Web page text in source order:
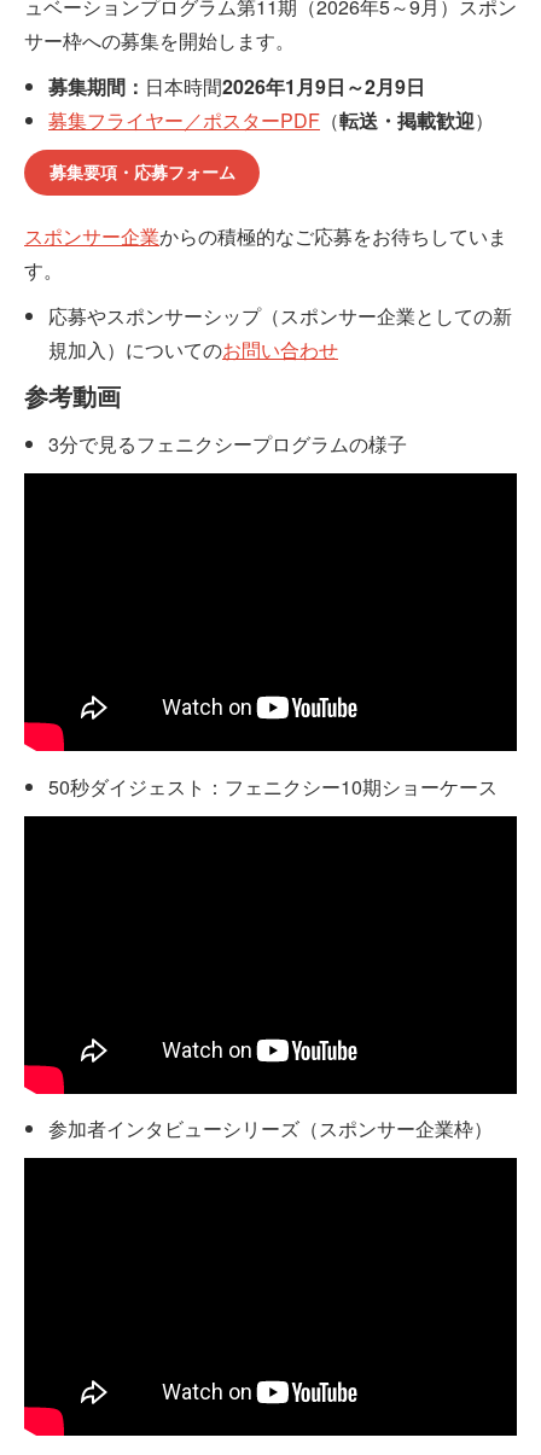
ュベーションプログラム第11期（2026年5～9月）スポン
サー枠への募集を開始します。
募集期間： 日本時間2026年1月9日～2月9日
募集フライヤー／ポスターPDF （転送・掲載歓迎）
募集要項・応募フォーム
スポンサー企業からの積極的なご応募をお待ちしていま
す。
応募やスポンサーシップ（スポンサー企業としての新
規加入）についてのお問い合わせ
参考動画
3分で見るフェニクシープログラムの様子
50秒ダイジェスト：フェニクシー10期ショーケース
参加者インタビューシリーズ（スポンサー企業枠）